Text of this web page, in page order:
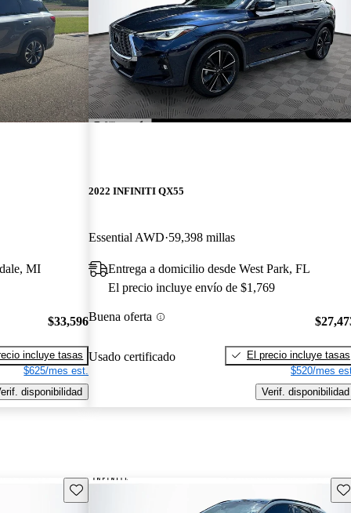
MI
$33,596
incluye tasas
$625/mes est.
disponibilidad
2022 INFINITI QX55
Essential AWD 59,398 millas
Entrega a domicilio desde West Park, FL
El precio incluye envío de $1,769
Buena oferta
Usado certificado
El precio incluye tasas
$520/mes
Verif. disponibilidad
Guarda este Aviso